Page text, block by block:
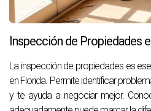
Inspección de Propiedades
La inspección de propiedades es
en Florida. Permite identificar
y te ayuda a negociar mejor.